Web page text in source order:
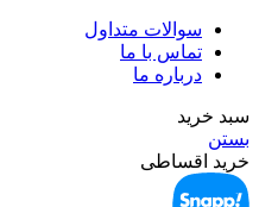
سوالات متداول
تماس با ما
درباره ما
سبد خرید
بستن
خرید اقساطی